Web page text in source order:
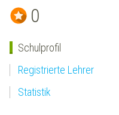
0
Schulprofil
Registrierte Lehrer
Statistik